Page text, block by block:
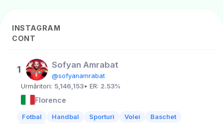
INSTAGRAM
CONT
1 Sofyan Amrabat
@sofyanamrabat
Urmăritori: 5,146,153• ER: 2.53%
Florence
Fotbal Handbal Sporturi Volei
Baschet